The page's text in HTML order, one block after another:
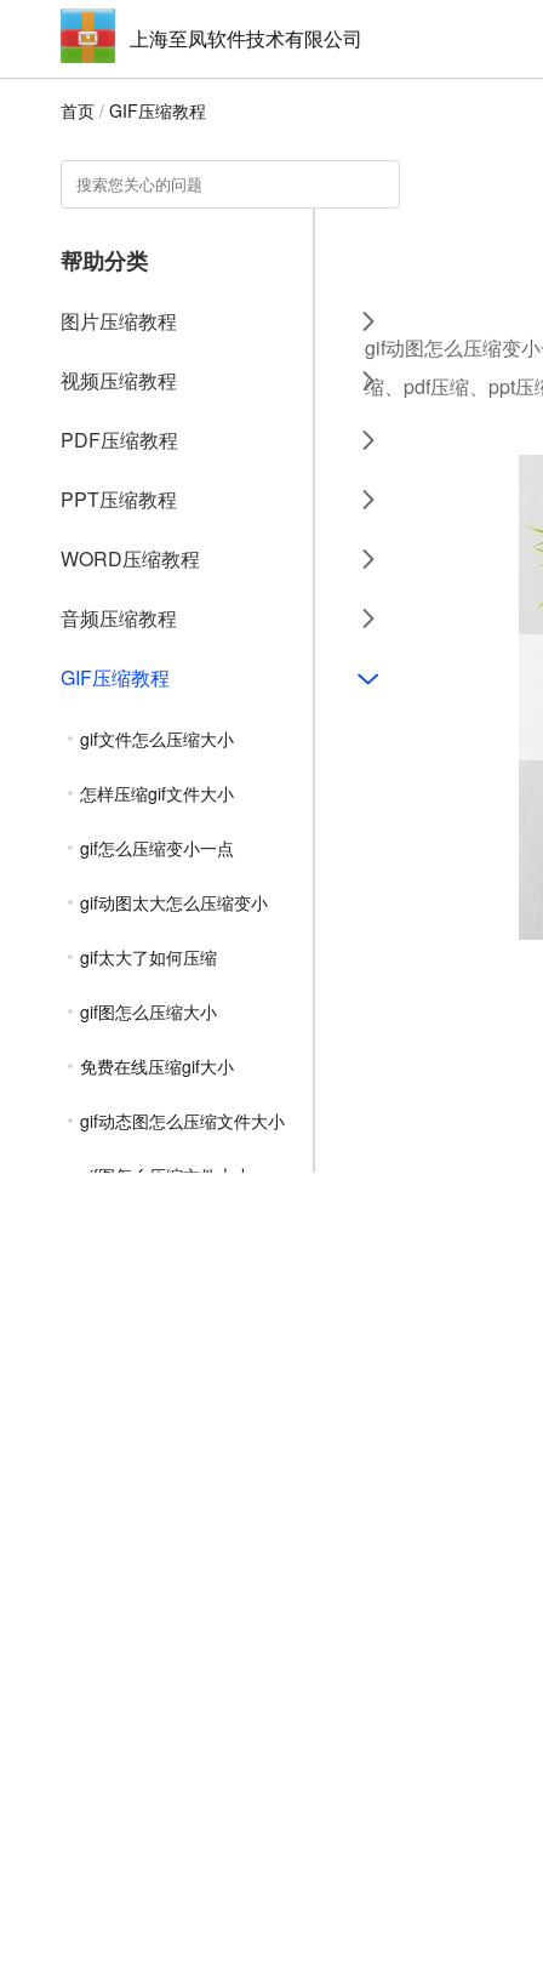
上海至凤软件技术有限公司
首页 / GIF压缩教程
帮助分类
图片压缩教程
视频压缩教程
PDF压缩教程
PPT压缩教程
WORD压缩教程
音频压缩教程
GIF压缩教程
gif文件怎么压缩大小
怎样压缩gif文件大小
gif怎么压缩变小一点
gif动图太大怎么压缩变小
gif太大了如何压缩
gif图怎么压缩大小
免费在线压缩gif大小
gif动态图怎么压缩文件大小
gif图怎么压缩文件大小
gif动图怎么压缩变
缩、pdf压缩、ppt